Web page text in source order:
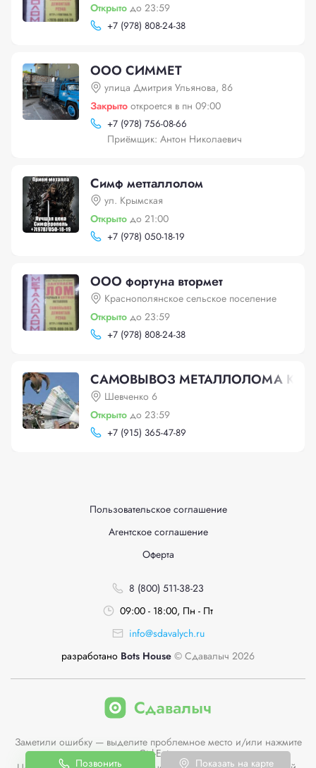
Позвонить Показать на карте
Открыто до 23:59
+7 (978) 808-24-38
ООО СИММЕТ
улица Дмитрия Ульянова, 86
Закрыто откроется в пн 09:00
+7 (978) 756-08-66
Приёмщик: Антон Николаевич
Симф метталлолом
ул. Крымская
Открыто до 21:00
+7 (978) 050-18-19
ООО фортуна втормет
Краснополянское сельское поселение
Открыто до 23:59
+7 (978) 808-24-38
САМОВЫВОЗ МЕТАЛЛОЛОМА
Шевченко 6
Открыто до 23:59
+7 (915) 365-47-89
Пользовательское соглашение
Агентское соглашение
Оферта
8 (800) 511-38-23
09:00 - 18:00, Пн - Пт
info@sdavalych.ru
разработано Bots House © Сдавалыч 2026
Заметили ошибку — выделите проблемное место и/или нажмите
Ctrl-Enter